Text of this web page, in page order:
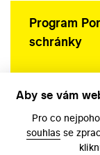
Program
schránky
Aby se vám
Pro co
souhlas se